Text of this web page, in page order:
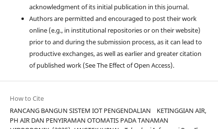
acknowledgment of its initial publication in this journal.
Authors are permitted and encouraged to post their work
online (e.g., in institutional repositories or on their website)
prior to and during the submission process, as it can lead to
productive exchanges, as well as earlier and greater citation
of published work (See The Effect of Open Access).
How to Cite
RANCANG BANGUN SISTEM IOT PENGENDALIAN KETINGGIAN AIR,
PH AIR DAN PENYIRAMAN OTOMATIS PADA TANAMAN